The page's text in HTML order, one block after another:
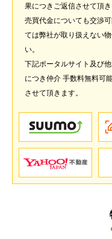
果につきご返信させて頂き
売買代金についても交渉
ては弊社が取り扱えない
い。
下記ポータルサイト及び
につき仲介 手数料無料可
させて頂きます。